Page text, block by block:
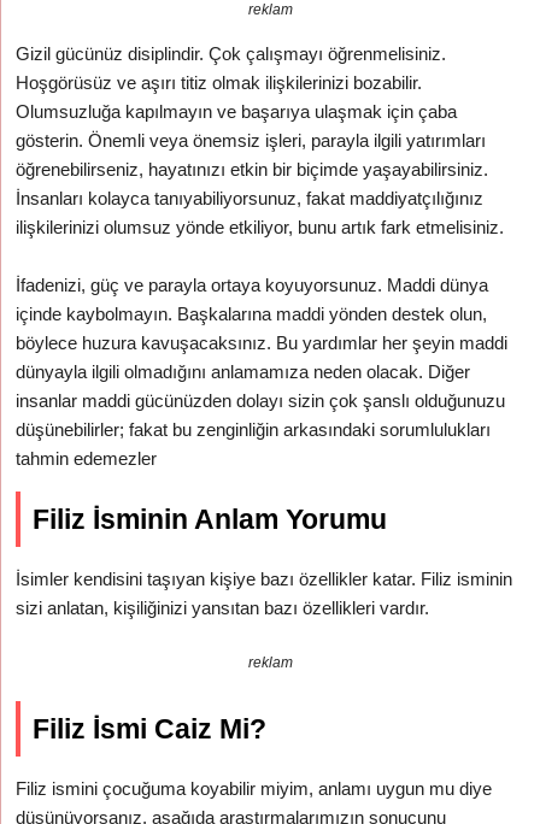
reklam
Gizil gücünüz disiplindir. Çok çalışmayı öğrenmelisiniz.
Hoşgörüsüz ve aşırı titiz olmak ilişkilerinizi bozabilir.
Olumsuzluğa kapılmayın ve başarıya ulaşmak için çaba
gösterin. Önemli veya önemsiz işleri, parayla ilgili yatırımları
öğrenebilirseniz, hayatınızı etkin bir biçimde yaşayabilirsiniz.
İnsanları kolayca tanıyabiliyorsunuz, fakat maddiyatçılığınız
ilişkilerinizi olumsuz yönde etkiliyor, bunu artık fark etmelisiniz.
İfadenizi, güç ve parayla ortaya koyuyorsunuz. Maddi dünya
içinde kaybolmayın. Başkalarına maddi yönden destek olun,
böylece huzura kavuşacaksınız. Bu yardımlar her şeyin maddi
dünyayla ilgili olmadığını anlamamıza neden olacak. Diğer
insanlar maddi gücünüzden dolayı sizin çok şanslı olduğunuzu
düşünebilirler; fakat bu zenginliğin arkasındaki sorumlulukları
tahmin edemezler
Filiz İsminin Anlam Yorumu
İsimler kendisini taşıyan kişiye bazı özellikler katar. Filiz isminin
sizi anlatan, kişiliğinizi yansıtan bazı özellikleri vardır.
reklam
Filiz İsmi Caiz Mi?
Filiz ismini çocuğuma koyabilir miyim, anlamı uygun mu diye
düşünüyorsanız, aşağıda araştırmalarımızın sonucunu